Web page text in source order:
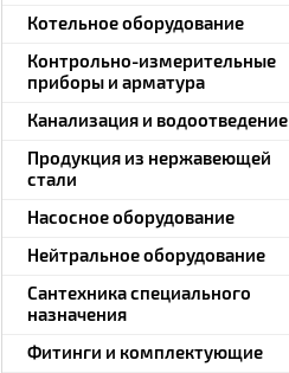
Котельное оборудование
Контрольно-измерительные
приборы и арматура
Канализация и водоотведение
Продукция из нержавеющей
стали
Насосное оборудование
Нейтральное оборудование
Сантехника специального
назначения
Фитинги и комплектующие